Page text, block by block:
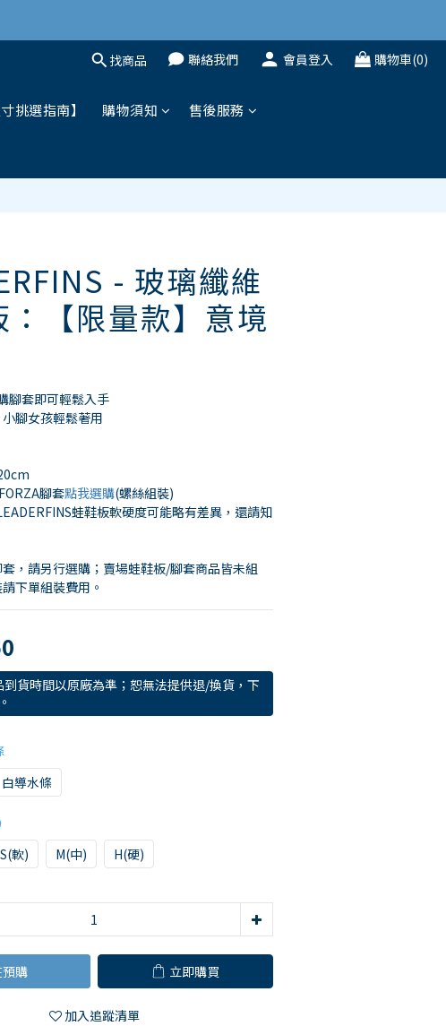
找商品 聯絡我們 會員登入 購物車(0)
挑選指南】 購物須知 售後服務
- 玻璃纖維
：【限量款】意境
腳套即可輕鬆入手
腳女孩輕鬆著用
腳套點我選購(螺絲組裝)
蛙鞋板軟硬度可能略有差異，還請知
套，請另行選購；賣場蛙鞋板/腳套商品皆未組
下單組裝費用。
貨時間以原廠為準；恕無法提供退/換貨，下
白導水條
S(軟) M(中) H(硬)
購 立即購買
加入追蹤清單
立即購買